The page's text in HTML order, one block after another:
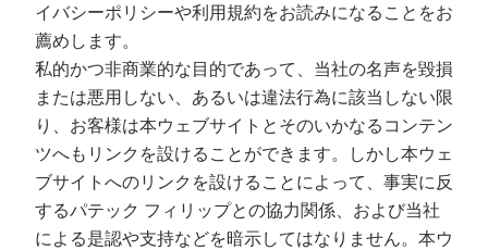
イバシーポリシーや利用規約をお読みになることをお
薦めします。
私的かつ非商業的な目的であって、当社の名声を毀損
または悪用しない、あるいは違法行為に該当しない限
り、お客様は本ウェブサイトとそのいかなるコンテン
ツへもリンクを設けることができます。しかし本ウェ
ブサイトへのリンクを設けることによって、事実に反
するパテック フィリップとの協力関係、および当社
による是認や支持などを暗示してはなりません。本ウ